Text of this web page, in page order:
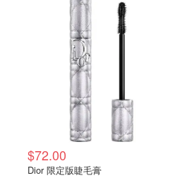
$72.00
Dior 限定版睫毛膏